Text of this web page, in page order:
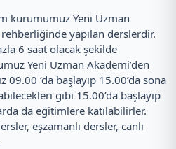
kurumumuz Yeni Uzman
yapılan derslerdir.
6 saat olacak şekilde
Yeni Uzman Akademi’den
09.00 ‘da başlayıp 15.00’da sona
gibi 15.00’da başlayıp
da eğitimlere katılabilirler.
eşzamanlı dersler, canlı